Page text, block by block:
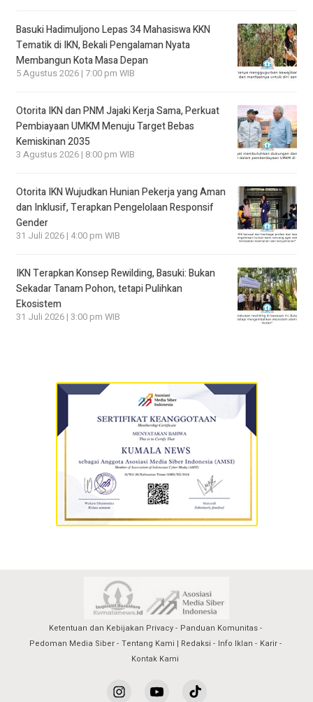
Basuki Hadimuljono Lepas 34 Mahasiswa KKN
Tematik di IKN, Bekali Pengalaman Nyata
Membangun Kota Masa Depan
5 Agustus 2026 | 7:00 pm WIB
Otorita IKN dan PNM Jajaki Kerja Sama, Perkuat
Pembiayaan UMKM Menuju Target Bebas
Kemiskinan 2035
3 Agustus 2026 | 8:00 pm WIB
Otorita IKN Wujudkan Hunian Pekerja yang Aman
dan Inklusif, Terapkan Pengelolaan Responsif
Gender
31 Juli 2026 | 4:00 pm WIB
IKN Terapkan Konsep Rewilding, Basuki: Bukan
Sekadar Tanam Pohon, tetapi Pulihkan
Ekosistem
31 Juli 2026 | 3:00 pm WIB
Ketentuan dan Kebijakan Privacy
Panduan Komunitas
Pedoman Media Siber
Tentang Kami | Redaksi Info Iklan
Karir
Kontak Kami